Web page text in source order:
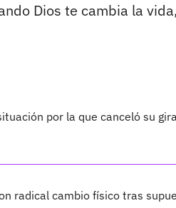
Dios te cambia la
por la que canceló su
radical cambio físico tras